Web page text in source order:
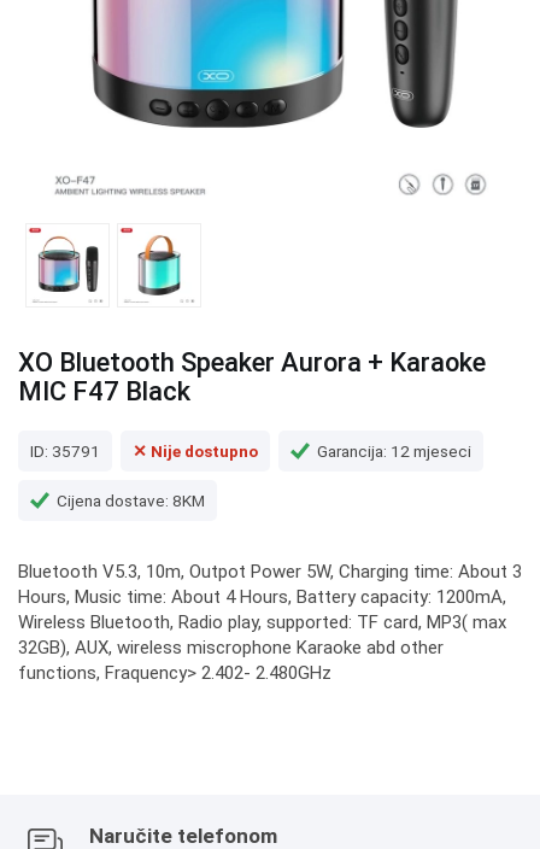
XO Bluetooth Speaker Aurora + Karaoke
MIC F47 Black
ID: 35791 ✕ Nije dostupno Garancija: 12 mjeseci
Cijena dostave: 8KM
Bluetooth V5.3, 10m, Outpot Power 5W, Charging time: About 3
Hours, Music time: About 4 Hours, Battery capacity: 1200mA,
Wireless Bluetooth, Radio play, supported: TF card, MP3( max
32GB), AUX, wireless miscrophone Karaoke abd other
functions, Fraquency> 2.402- 2.480GHz
Naručite telefonom